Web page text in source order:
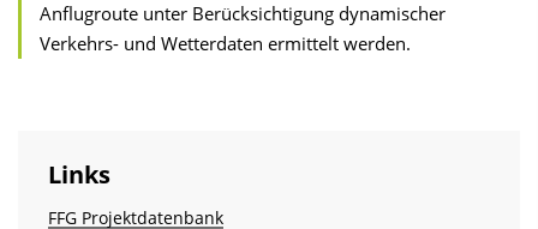
Anflugroute unter Berücksichtigung dynamischer
Verkehrs- und Wetterdaten ermittelt werden.
Links
FFG Projektdatenbank